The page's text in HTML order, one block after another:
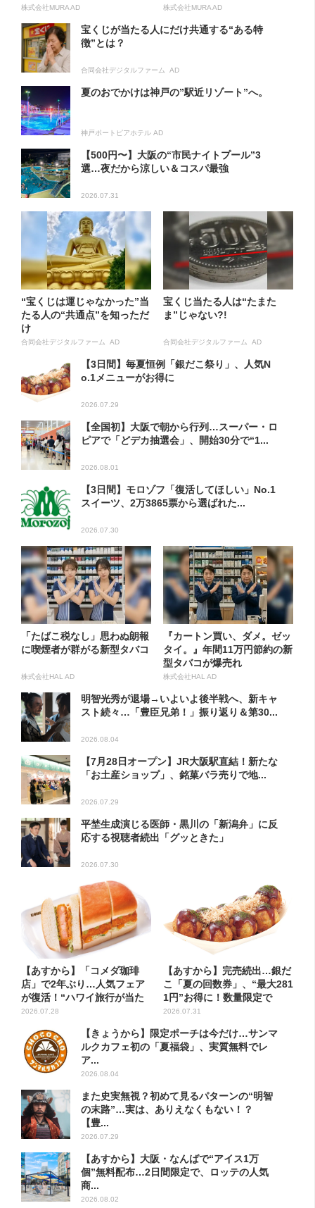
方...
株式会社MURA AD 株式会社MURA AD
宝くじが当たる人にだけ共通する“ある特
徴”とは？
合同会社デジタルファーム AD
夏のおでかけは神戸の”駅近リゾート”へ。
神戸ポートピアホテル AD
【500円〜】大阪の“市民ナイトプール”3
選…夜だから涼しい＆コスパ最強
2026.07.31
“宝くじは運じゃなかった”当
たる人の“共通点”を知っただ
け
合同会社デジタルファーム AD
宝くじ当たる人は“たまた
ま”じゃない?!
合同会社デジタルファーム AD
【3日間】毎夏恒例「銀だこ祭り」、人気N
o.1メニューがお得に
2026.07.29
【全国初】大阪で朝から行列…スーパー・ロ
ピアで「どデカ抽選会」、開始30分で“1...
2026.08.01
【3日間】モロゾフ「復活してほしい」No.1
スイーツ、2万3865票から選ばれた...
2026.07.30
「たばこ税なし」思わぬ朗報
に喫煙者が群がる新型タバコ
株式会社HAL AD
『カートン買い、ダメ。ゼッ
タイ。』年間11万円節約の新
型タバコが爆売れ
株式会社HAL AD
明智光秀が退場→いよいよ後半戦へ、新キャ
スト続々…「豊臣兄弟！」振り返り＆第30...
2026.08.04
【7月28日オープン】JR大阪駅直結！新たな
「お土産ショップ」、銘菓バラ売りで地...
2026.07.29
平埜生成演じる医師・黒川の「新潟弁」に反
応する視聴者続出「グッときた」
2026.07.30
【あすから】「コメダ珈琲
店」で2年ぶり…人気フェア
が復活！“ハワイ旅行が当た
る”...
2026.07.28
【あすから】完売続出…銀だ
こ「夏の回数券」、“最大281
1円”お得に！数量限定で
2026.07.31
【きょうから】限定ポーチは今だけ…サンマ
ルクカフェ初の「夏福袋」、実質無料でレ
ア...
2026.08.04
また史実無視？初めて見るパターンの“明智
の末路”…実は、ありえなくもない！？
【豊...
2026.07.29
【あすから】大阪・なんばで“アイス1万
個”無料配布…2日間限定で、ロッテの人気
商...
2026.08.02